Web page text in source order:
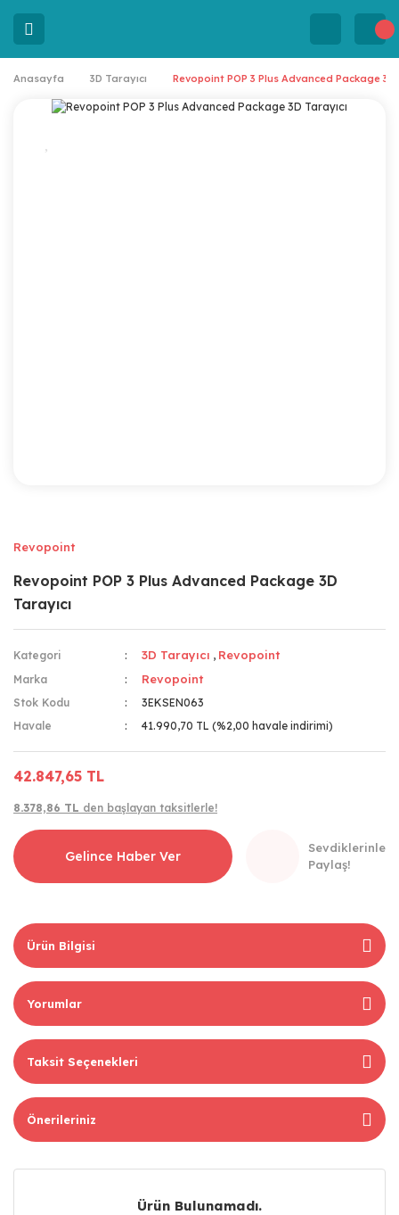
Anasayfa 3D Tarayıcı Revopoint POP 3 Plus Advanced Package 3D
Revopoint
Revopoint POP 3 Plus Advanced Package 3D
Tarayıcı
Kategori 3D Tarayıcı , Revopoint
Marka Revopoint
Stok Kodu
3EKSEN063
Havale
41.990,70 TL (%2,00 havale indirimi)
42.847,65 TL
8.378,86 TL den başlayan taksitlerle!
Gelince Haber Ver
Sevdiklerinle
Paylaş!
Ürün Bilgisi
Yorumlar
Taksit Seçenekleri
Önerileriniz
Ürün Bulunamadı.